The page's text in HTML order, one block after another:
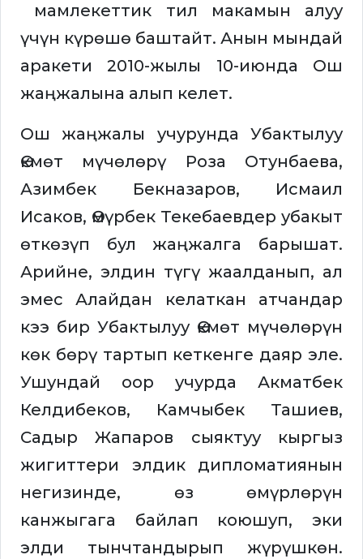
мамлекеттик тил макамын алуу
үчүн күрөшө баштайт. Анын мындай
аракети 2010-жылы 10-июнда Ош
жаңжалына алып келет.
Ош жаңжалы учурунда Убактылуу
Өкмөт мүчөлөрү Роза Отунбаева,
Азимбек Бекназаров, Исмаил
Исаков, Өмүрбек Текебаевдер убакыт
өткөзүп бул жаңжалга барышат.
Арийне, элдин түгү жаалданып, ал
эмес Алайдан келаткан атчандар
кээ бир Убактылуу Өкмөт мүчөлөрүн
көк бөрү тартып кеткенге даяр эле.
Ушундай оор учурда Акматбек
Келдибеков, Камчыбек Ташиев,
Садыр Жапаров сыяктуу кыргыз
жигиттери элдик дипломатиянын
негизинде, өз өмүрлөрүн
канжыгага байлап коюшуп, эки
элди тынчтандырып жүрүшкөн.